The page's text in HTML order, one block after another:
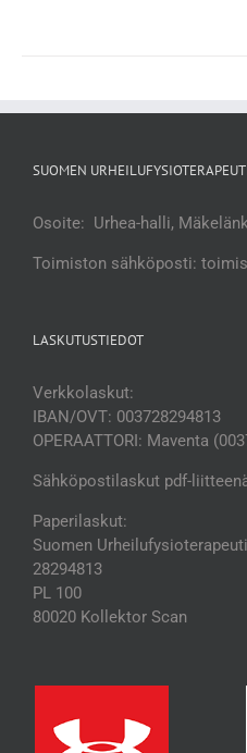
SUOMEN
Osoite: Urhea-halli,
Toimiston sähköposti:
LASKUTUSTIEDOT
Verkkolaskut:
IBAN/OVT: 003728294813
OPERAATTORI: Maventa
Sähköpostilaskut pdf-
Paperilaskut:
Suomen
28294813
PL 100
80020 Kollektor Scan